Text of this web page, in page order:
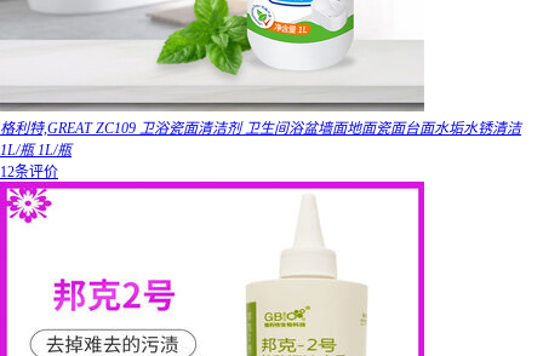
格利特,GREAT ZC109 卫浴瓷面清洁剂 卫生间浴盆墙面地面瓷面台面水垢水锈清洁
1L/瓶 1L/瓶
12条评价